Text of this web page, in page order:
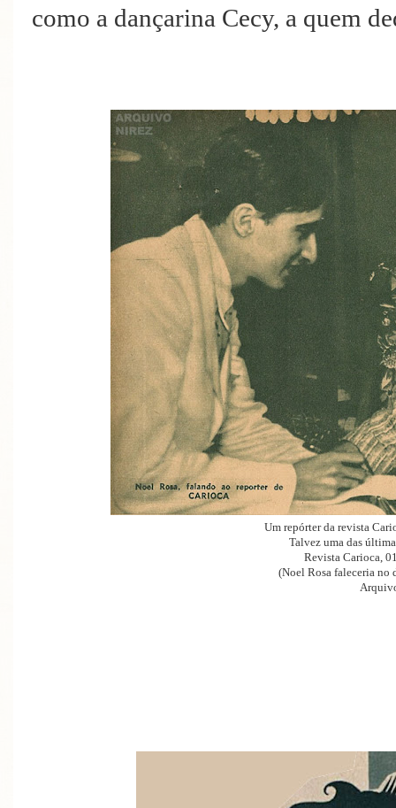
como a dançarina Cecy, a quem
Um repórter da revista
Talvez uma das
Revista Carioca,
(Noel Rosa faleceria no